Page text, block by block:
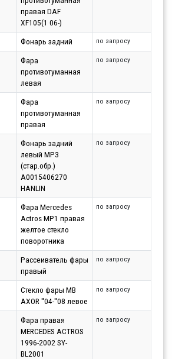
правая DAF
XF105(1 06-)
Фонарь задний по запросу
Фара
противотуманная
левая
по запросу
Фара
противотуманная
правая
по запросу
Фонарь задний
левый MP3
(стар.обр.)
A0015406270
HANLIN
по запросу
Фара Mercedes
Actros MP1 правая
желтое стекло
поворотника
по запросу
Рассеиватель фары
правый
по запросу
Стекло фары MB
AXOR ''04-''08 левое
по запросу
Фара правая
MERCEDES ACTROS
1996-2002 SY-
BL2001
по запросу